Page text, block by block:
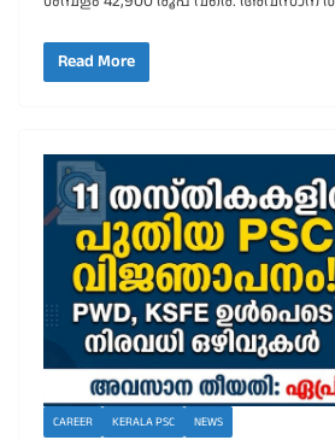
Read More
CAREER KERALA PSC NEWS